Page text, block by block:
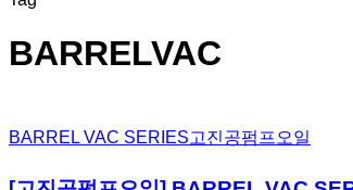
BARRELVAC
BARREL VAC SERIES고진공펌프오일